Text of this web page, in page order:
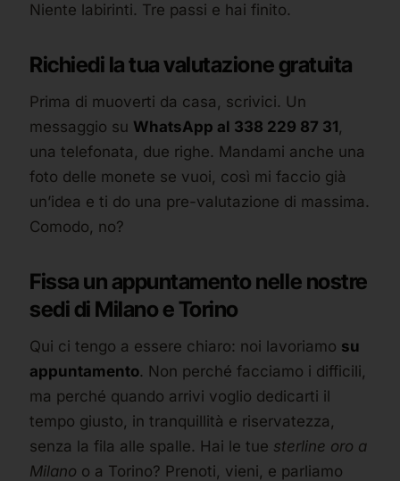
Niente labirinti. Tre passi e hai finito.
Richiedi la tua valutazione gratuita
Prima di muoverti da casa, scrivici. Un
messaggio su WhatsApp al 338 229 87 31,
una telefonata, due righe. Mandami anche una
foto delle monete se vuoi, così mi faccio già
un’idea e ti do una pre-valutazione di massima.
Comodo, no?
Fissa un appuntamento nelle nostre
sedi di Milano e Torino
Qui ci tengo a essere chiaro: noi lavoriamo su
appuntamento. Non perché facciamo i difficili,
ma perché quando arrivi voglio dedicarti il
tempo giusto, in tranquillità e riservatezza,
senza la fila alle spalle. Hai le tue sterline oro a
Milano o a Torino? Prenoti, vieni, e parliamo